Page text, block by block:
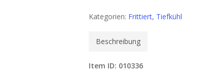
Kategorien: Frittiert, Tiefkühl
Beschreibung
Item ID: 010336